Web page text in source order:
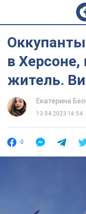
в
житель.
Екатерина
13.04.2023 16:54
0